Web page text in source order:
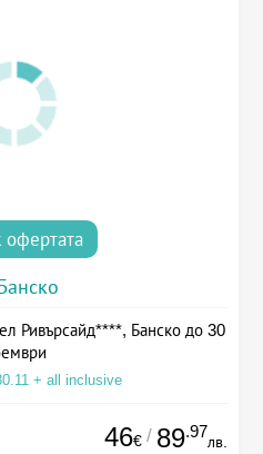
офертата
Ривърсайд****, Банско до 30
+ all inclusive
46€ / 89.97
лв.